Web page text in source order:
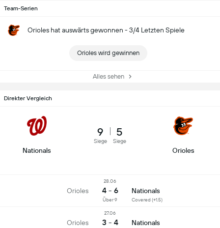
Team-Serien
Orioles hat auswärts gewonnen - 3/4 Letzten Spiele
Orioles wird gewinnen
Alles sehen
Direkter Vergleich
Nationals
9
Siege
5
Siege
Orioles
Orioles
28.06
4 - 6 Nationals
Covered (+1.5)
Über 9
Orioles
27.06
3 - 4 Nationals